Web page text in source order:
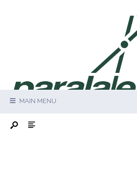
MAIN MENU